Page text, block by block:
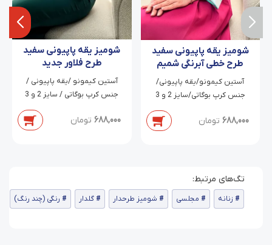
شومیز یقه پاپیونی سفید
طرح خطی آبرنگی شمیم
آستین کیمونو/یقه پاپیونی/
جنس کرپ بوگاتی/سایز 2 و 3
688,000 تومان
شومیز یقه پاپیونی سفید
طرح فلاور جدید
آستین کیمونو /یقه پاپیونی /
جنس کرپ بوگاتی / سایز 2 و 3
688,000 تومان
زنانه مجلسی شومیز طرحدار گلدار رنگی (چند رنگ)